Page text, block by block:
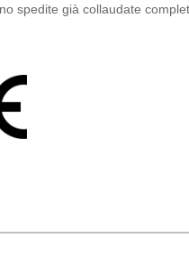
spedite già collaudate